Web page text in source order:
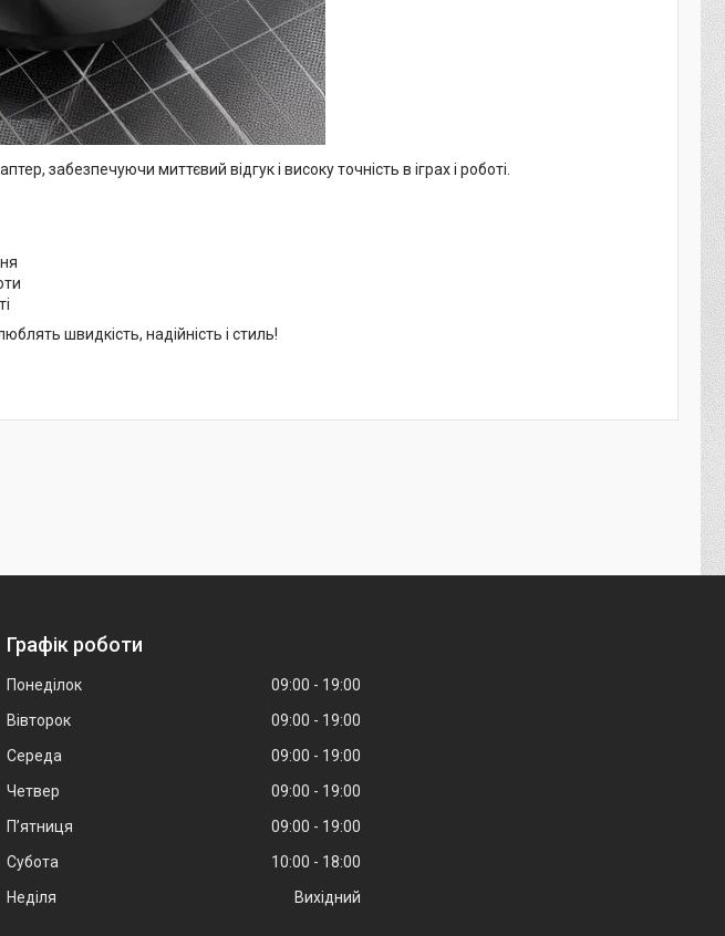
забезпечуючи миттєвий відгук і високу точність в іграх і роботі.
швидкість, надійність і стиль!
Графік роботи
Понеділок 09:00
19:00
Вівторок
09:00
19:00
Середа
09:00
19:00
Четвер
09:00
19:00
Пʼятниця
09:00
19:00
Субота
10:00
18:00
Неділя
Вихідний